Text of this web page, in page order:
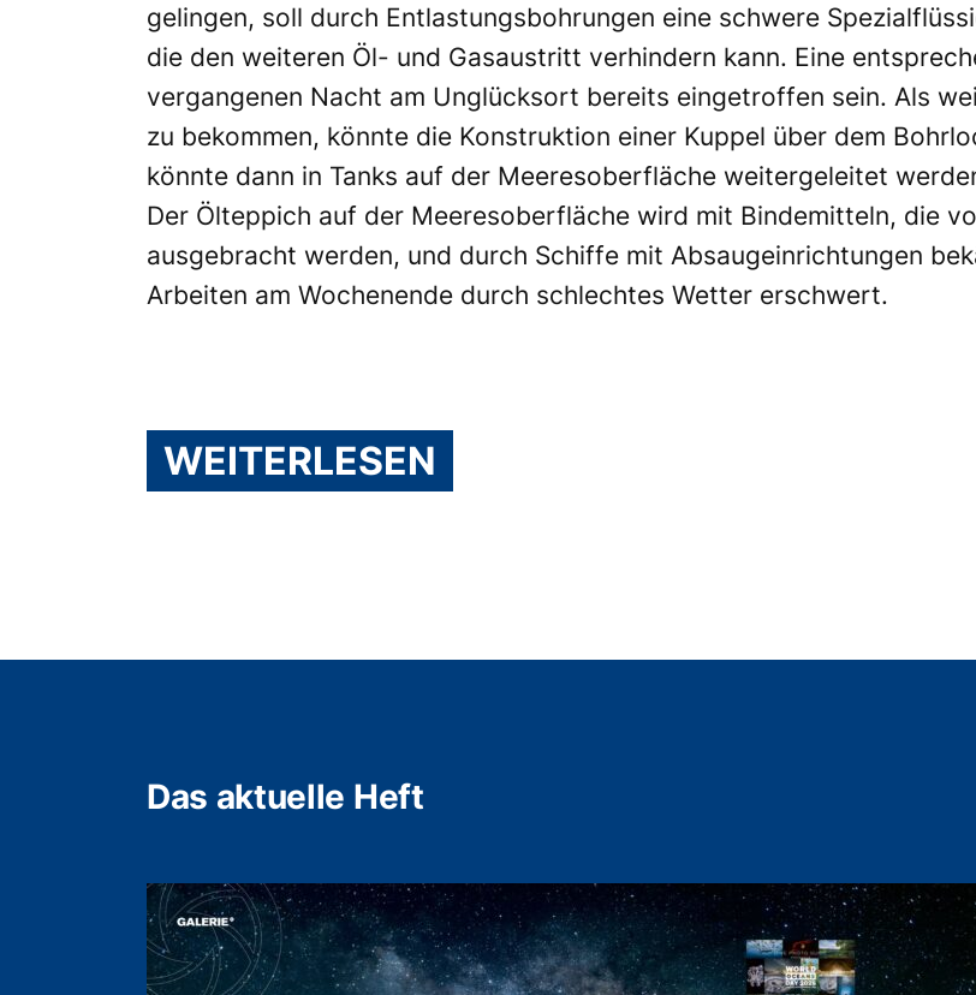
gelingen, soll durch Entlastungsbohrungen eine schwere
die den weiteren Öl- und Gasaustritt verhindern kann. Eine
vergangenen Nacht am Unglücksort bereits eingetroffen sein. Als
zu bekommen, könnte die Konstruktion einer Kuppel über dem
könnte dann in Tanks auf der Meeresoberfläche weitergeleitet
Der Ölteppich auf der Meeresoberfläche wird mit Bindemitteln, die
ausgebracht werden, und durch Schiffe mit Absaugeinrichtungen
Arbeiten am Wochenende durch schlechtes Wetter erschwert.
WEITERLESEN
Das aktuelle Heft